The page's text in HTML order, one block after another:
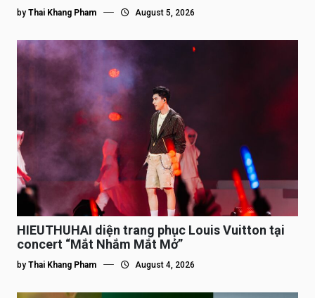
by Thai Khang Pham August 5, 2026
HIEUTHUHAI diện trang phục Louis Vuitton tại
concert “Mắt Nhắm Mắt Mở”
by Thai Khang Pham August 4, 2026